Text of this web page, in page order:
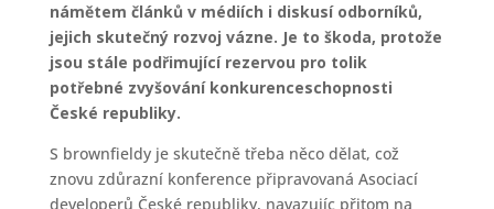
námětem článků vmédiích i diskusí odborníků,
jejich skutečný rozvoj vázne. Je to škoda, protože
jsou stále podřimující rezervou pro tolik
potřebné zvyšování konkurenceschopnosti
České republiky.
S brownfieldy je skutečně třeba něco dělat, což
znovu zdůrazní konference připravovaná Asociací
developerů České republiky, navazujíc přitom na